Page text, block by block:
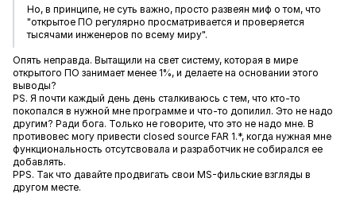
Но, в принципе, не суть важно, просто развеян миф о том, что
"открытое ПО регулярно просматривается и проверяется
тысячами инженеров по всему миру".
Опять неправда. Вытащили на свет систему, которая в мире
открытого ПО занимает менее 1%, и делаете на основании этого
выводы?
PS. Я почти каждый день день сталкиваюсь с тем, что кто-то
покопался в нужной мне программе и что-то допилил. Это не надо
другим? Ради бога. Только не говорите, что это не надо мне. В
противовес могу привести closed source FAR 1.*, когда нужная мне
функциональность отсутсвовала и разработчик не собирался ее
добавлять.
PPS. Так что давайте продвигать свои MS-фильские взгляды в
другом месте.